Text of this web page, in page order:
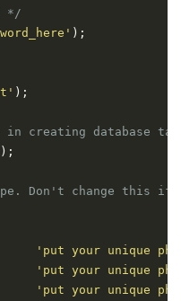
*/
);
);
in creating database
);
Don't change this
'put your unique
'put your unique
'put your unique